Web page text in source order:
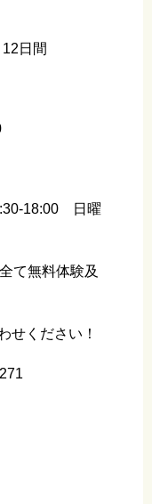
日間
18:00 日曜
て無料体験及
せください！